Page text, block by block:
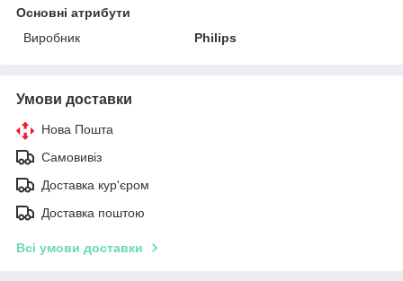
Основні атрибути
Виробник
Philips
Умови доставки
Нова Пошта
Самовивіз
Доставка кур'єром
Доставка поштою
Всі умови доставки